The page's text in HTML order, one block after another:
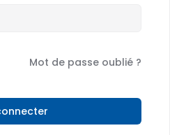
Mot de passe oublié ?